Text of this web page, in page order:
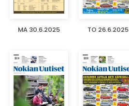
MA 30.6.2025 TO 26.6.2025